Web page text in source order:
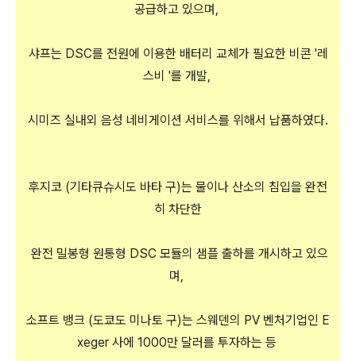
공급하고 있으며,
샤프는 DSC를 전원에 이용한 배터리 교체가 필요한 비콘 '레
스비 '를 개발,
시미즈 실내외 음성 네비게이션 서비스를 위해서 납품하였다.
후지코 (기타큐슈시도 바타 구)는 물이나 산소의 침입을 완전
히 차단한
완전 밀봉형 원통형 DSC 모듈의 샘플 출하를 개시하고 있으
며,
소프트 뱅크 (도쿄도 미나토 구)는 스웨덴의 PV 벤처기업인 E
xeger 사에 1000만 달러를 투자하는 등